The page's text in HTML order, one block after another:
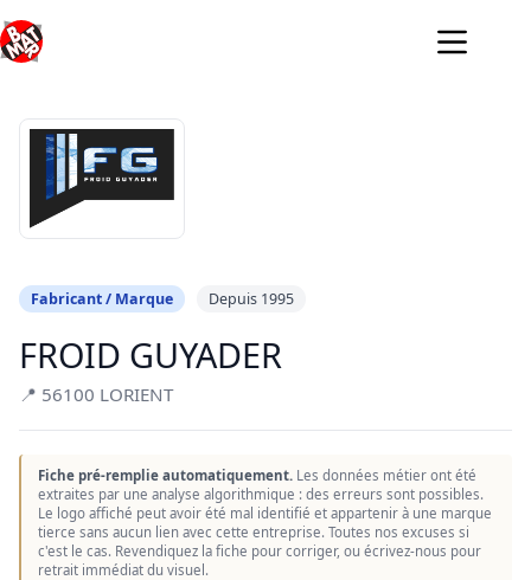
au
contenu
Fabricant / Marque Depuis 1995
FROID GUYADER
📍 56100 LORIENT
Fiche pré-remplie automatiquement. Les données métier ont été
extraites par une analyse algorithmique : des erreurs sont possibles.
Le logo affiché peut avoir été mal identifié et appartenir à une marque
tierce sans aucun lien avec cette entreprise. Toutes nos excuses si
c'est le cas. Revendiquez la fiche pour corriger, ou écrivez-nous pour
retrait immédiat du visuel.